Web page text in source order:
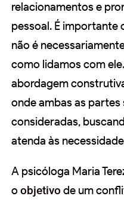
relacionamentos e
pessoal. É
não é
como lidamos com
abordagem
onde ambas as partes
consideradas,
atenda às
A psicóloga Maria
o objetivo de um